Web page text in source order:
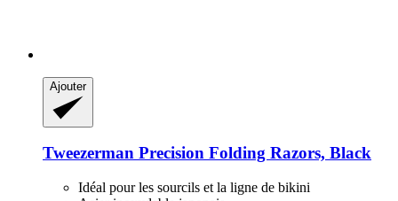
Ajouter
Tweezerman Precision Folding Razors, Black
Idéal pour les sourcils et la ligne de bikini